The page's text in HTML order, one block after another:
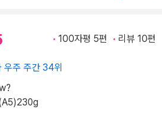
100자평 5편 리뷰 10편
우주 주간 34위
230g